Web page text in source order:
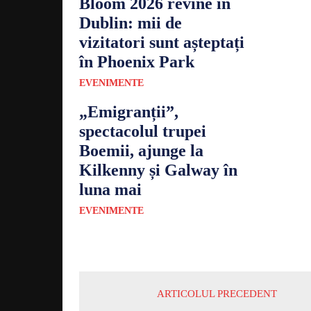
Dublin: mii de
vizitatori sunt așteptați
în Phoenix Park
EVENIMENTE
„Emigranții”,
spectacolul trupei
Boemii, ajunge la
Kilkenny și Galway în
luna mai
EVENIMENTE
ARTICOLUL PRECEDENT